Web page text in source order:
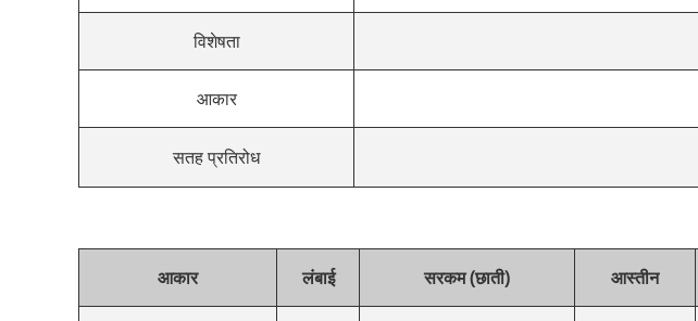
विशेषता
आकार
सतह प्रतिरोध
आकार लंबाई सरकम (छाती) आस्तीन